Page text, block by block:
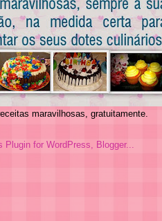
maravilhosas, gratuitamente.